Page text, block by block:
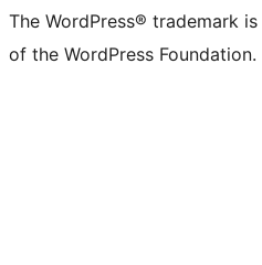
The WordPress® trademark
of the WordPress Foundation.